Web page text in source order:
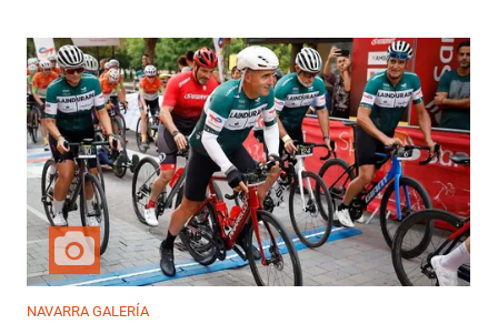
NAVARRA GALERÍA